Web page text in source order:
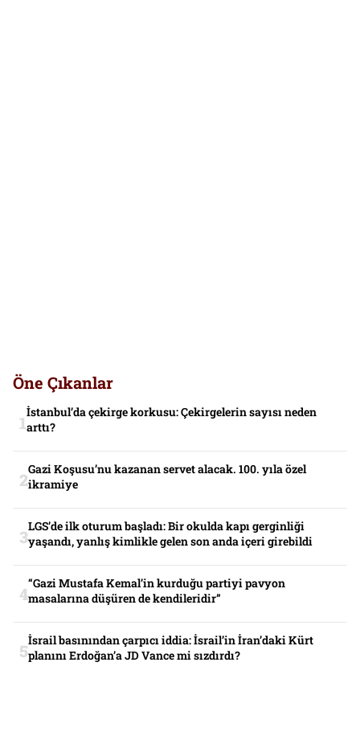
Öne Çıkanlar
İstanbul’da çekirge korkusu: Çekirgelerin sayısı neden
arttı?
Gazi Koşusu’nu kazanan servet alacak. 100. yıla özel
ikramiye
LGS’de ilk oturum başladı: Bir okulda kapı gerginliği
yaşandı, yanlış kimlikle gelen son anda içeri girebildi
“Gazi Mustafa Kemal’in kurduğu partiyi pavyon
masalarına düşüren de kendileridir”
İsrail basınından çarpıcı iddia: İsrail’in İran’daki Kürt
planını Erdoğan’a JD Vance mi sızdırdı?